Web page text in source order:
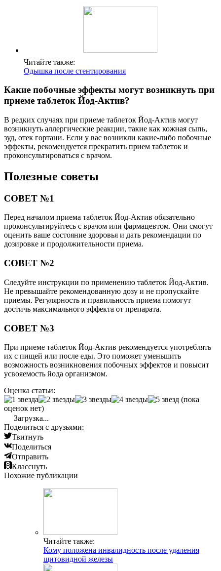
Читайте также:
Одышка после стентирования
Какие побочные эффекты могут возникнуть при
приеме таблеток Йод-Актив?
В редких случаях при приеме таблеток Йод-Актив могут
возникнуть аллергические реакции, такие как кожная сыпь,
зуд, отек гортани. Если у вас возникли какие-либо побочные
эффекты, рекомендуется прекратить прием таблеток и
проконсультироваться с врачом.
Полезные советы
СОВЕТ №1
Перед началом приема таблеток Йод-Актив обязательно
проконсультируйтесь с врачом или фармацевтом. Они смогут
оценить ваше состояние здоровья и дать рекомендации по
дозировке и продолжительности приема.
СОВЕТ №2
Следуйте инструкции по применению таблеток Йод-Актив.
Не превышайте рекомендованную дозу и не пропускайте
приемы. Регулярность и правильность приема помогут
достичь максимального эффекта от препарата.
СОВЕТ №3
При приеме таблеток Йод-Актив рекомендуется употреблять
их с пищей или после еды. Это поможет уменьшить
возможность возникновения побочных эффектов и повысит
усвояемость йода организмом.
Оценка статьи:
(пока
оценок нет)
Загрузка...
Поделиться с друзьями:
Твитнуть
Поделиться
Отправить
Класснуть
Похожие публикации
Читайте также:
Кому положена инвалидность после удаления
щитовидной железы